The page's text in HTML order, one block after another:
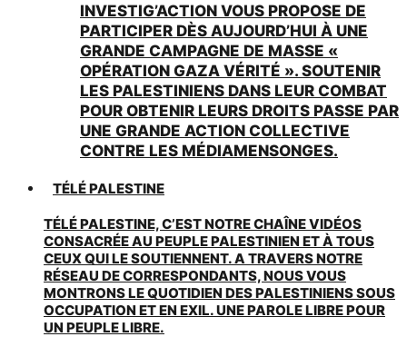
INVESTIG’ACTION VOUS PROPOSE DE
PARTICIPER DÈS AUJOURD’HUI À UNE
GRANDE CAMPAGNE DE MASSE «
OPÉRATION GAZA VÉRITÉ ». SOUTENIR
LES PALESTINIENS DANS LEUR COMBAT
POUR OBTENIR LEURS DROITS PASSE PAR
UNE GRANDE ACTION COLLECTIVE
CONTRE LES MÉDIAMENSONGES.
TÉLÉ PALESTINE
TÉLÉ PALESTINE, C’EST NOTRE CHAÎNE VIDÉOS
CONSACRÉE AU PEUPLE PALESTINIEN ET À TOUS
CEUX QUI LE SOUTIENNENT. A TRAVERS NOTRE
RÉSEAU DE CORRESPONDANTS, NOUS VOUS
MONTRONS LE QUOTIDIEN DES PALESTINIENS SOUS
OCCUPATION ET EN EXIL. UNE PAROLE LIBRE POUR
UN PEUPLE LIBRE.